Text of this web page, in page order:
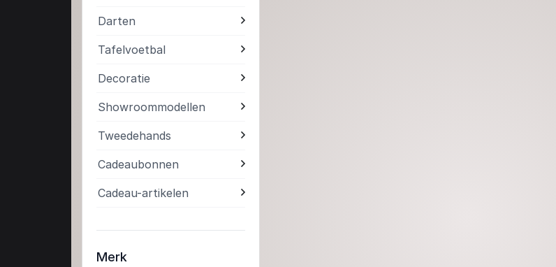
Darten
Tafelvoetbal
Decoratie
Showroommodellen
Tweedehands
Cadeaubonnen
Cadeau-artikelen
Merk